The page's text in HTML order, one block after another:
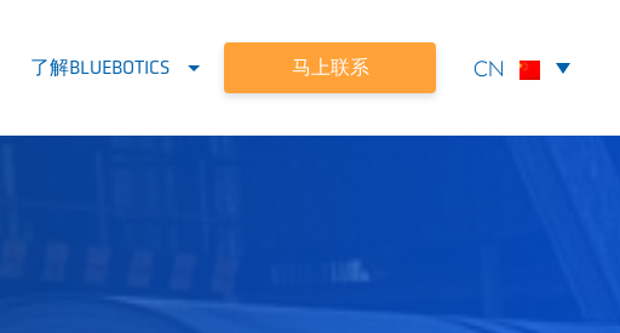
了解BLUEBOTICS 马上联系